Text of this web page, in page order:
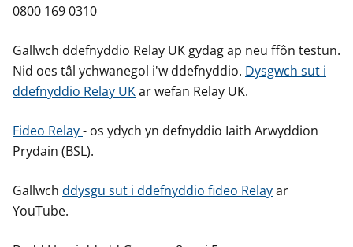
0800 169 0310
Gallwch ddefnyddio Relay UK gydag ap neu ffôn testun.
Nid oes tâl ychwanegol i'w ddefnyddio. Dysgwch sut i
ddefnyddio Relay UKar wefan Relay UK.
Fideo Relay- os ydych yn defnyddio Iaith Arwyddion
Prydain (BSL).
Gallwch ddysgu sut i ddefnyddio fideo Relayar
YouTube.